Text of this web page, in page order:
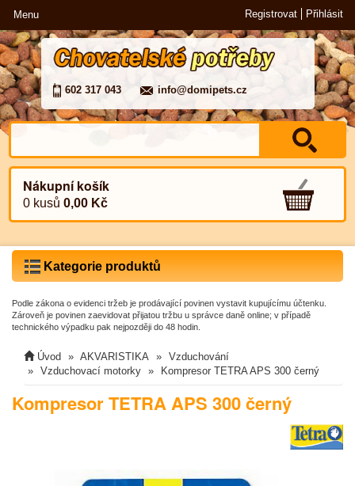
Menu Registrovat Přihlásit
602 317 043 info@domipets.cz
Nákupní košík
0 kusů0,00 Kč
Kategorie produktů
Podle zákona o evidenci tržeb je prodávající povinen vystavit kupujícímu účtenku.
Zároveň je povinen zaevidovat přijatou tržbu u správce daně online; v případě
technického výpadku pak nejpozději do 48 hodin.
Úvod AKVARISTIKA
Vzduchování
Vzduchovací motorky
Kompresor TETRA APS 300 černý
Kompresor TETRA APS 300 černý